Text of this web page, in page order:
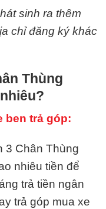
sinh ra thêm
chỉ đăng ký khác
Thùng
ben trả góp:
3 Chân Thùng
nhiêu tiền để
trả tiền ngân
trả góp mua xe